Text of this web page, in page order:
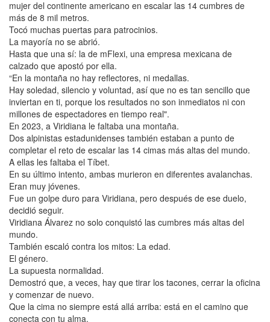
mujer del continente americano en escalar las 14 cumbres de
más de 8 mil metros.
Tocó muchas puertas para patrocinios.
La mayoría no se abrió.
Hasta que una sí: la de mFlexi, una empresa mexicana de
calzado que apostó por ella.
“En la montaña no hay reflectores, ni medallas.
Hay soledad, silencio y voluntad, así que no es tan sencillo que
inviertan en ti, porque los resultados no son inmediatos ni con
millones de espectadores en tiempo real".
En 2023, a Viridiana le faltaba una montaña.
Dos alpinistas estadunidenses también estaban a punto de
completar el reto de escalar las 14 cimas más altas del mundo.
A ellas les faltaba el Tíbet.
En su último intento, ambas murieron en diferentes avalanchas.
Eran muy jóvenes.
Fue un golpe duro para Viridiana, pero después de ese duelo,
decidió seguir.
Viridiana Álvarez no solo conquistó las cumbres más altas del
mundo.
También escaló contra los mitos: La edad.
El género.
La supuesta normalidad.
Demostró que, a veces, hay que tirar los tacones, cerrar la oficina
y comenzar de nuevo.
Que la cima no siempre está allá arriba: está en el camino que
conecta con tu alma.